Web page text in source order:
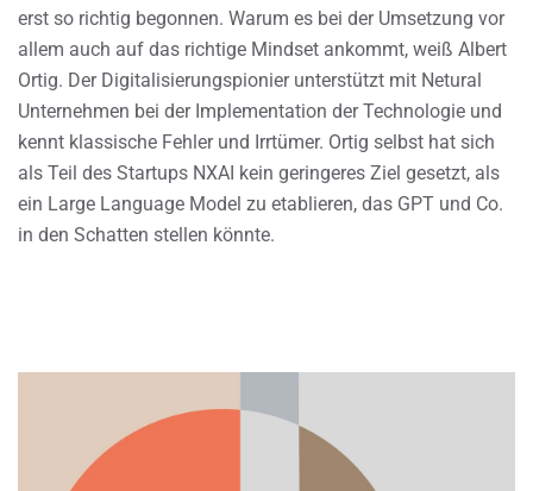
erst so richtig begonnen. Warum es bei der Umsetzung vor
allem auch auf das richtige Mindset ankommt, weiß Albert
Ortig. Der Digitalisierungspionier unterstützt mit Netural
Unternehmen bei der Implementation der Technologie und
kennt klassische Fehler und Irrtümer. Ortig selbst hat sich
als Teil des Startups NXAI kein geringeres Ziel gesetzt, als
ein Large Language Model zu etablieren, das GPT und Co.
in den Schatten stellen könnte.